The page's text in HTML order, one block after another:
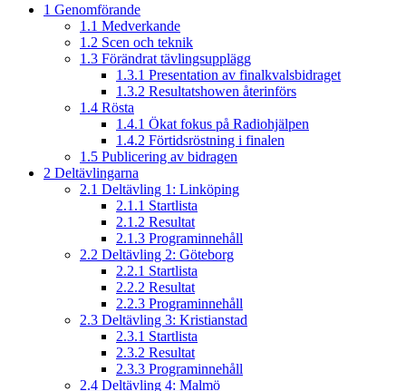
1 Genomförande
1.1 Medverkande
1.2 Scen och teknik
1.3 Förändrat tävlingsupplägg
1.3.1 Presentation av finalkvalsbidraget
1.3.2 Resultatshowen återinförs
1.4 Rösta
1.4.1 Ökat fokus på Radiohjälpen
1.4.2 Förtidsröstning i finalen
1.5 Publicering av bidragen
2 Deltävlingarna
2.1 Deltävling 1: Linköping
2.1.1 Startlista
2.1.2 Resultat
2.1.3 Programinnehåll
2.2 Deltävling 2: Göteborg
2.2.1 Startlista
2.2.2 Resultat
2.2.3 Programinnehåll
2.3 Deltävling 3: Kristianstad
2.3.1 Startlista
2.3.2 Resultat
2.3.3 Programinnehåll
2.4 Deltävling 4: Malmö